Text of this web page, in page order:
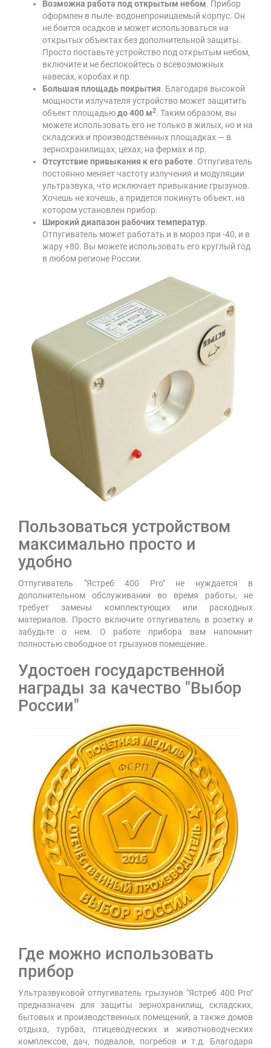
Возможна работа под открытым небом. Прибор
оформлен в пыле- водонепроницаемый корпус. Он
не боится осадков и может использоваться на
открытых объектах без дополнительной защиты.
Просто поставьте устройство под открытым небом,
включите и не беспокойтесь о всевозможных
навесах, коробах и пр.
Большая площадь покрытия. Благодаря высокой
мощности излучателя устройство может защитить
объект площадьюдо 400 м2. Таким образом, вы
можете использовать его не только в жилых, но и на
складских и производственных площадках — в
зернохранилищах, цехах, на фермах и пр.
Отсутствие привыкания к его работе. Отпугиватель
постоянно меняет частоту излучения и модуляции
ультразвука, что исключает привыкание грызунов.
Хочешь не хочешь, а придется покинуть объект, на
котором установлен прибор.
Широкий диапазон рабочих температур.
Отпугиватель может работать и в мороз при -40, и в
жару +80. Вы можете использовать его круглый год
в любом регионе России.
Пользоваться устройством
максимально просто и
удобно
Отпугиватель "Ястреб 400 Pro" не нуждается в
дополнительном обслуживании во время работы, не
требует замены комплектующих или расходных
материалов. Просто включите отпугиватель в розетку и
забудьте о нем. О работе прибора вам напомнит
полностью свободное от грызунов помещение.
Удостоен государственной
награды за качество "Выбор
России"
Где можно использовать
прибор
Ультразвуковой отпугиватель грызунов "Ястреб 400 Pro"
предназначен для защиты зернохранилищ, складских,
бытовых и производственных помещений, а также домов
отдыха, турбаз, птицеводческих и животноводческих
комплексов, дач, подвалов, погребов и т.д. Благодаря